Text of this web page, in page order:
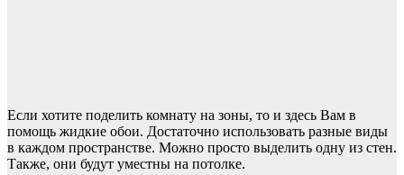
Если хотите поделить комнату на зоны, то и здесь Вам в
помощь жидкие обои. Достаточно использовать разные виды
в каждом пространстве. Можно просто выделить одну из стен.
Также, они будут уместны на потолке.